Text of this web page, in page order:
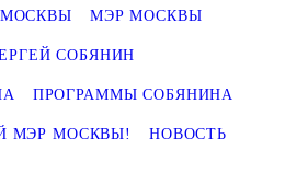
МЭР МОСКВЫ
СОБЯНИН
ПРОГРАММЫ СОБЯНИНА
МЭР МОСКВЫ! НОВОСТЬ